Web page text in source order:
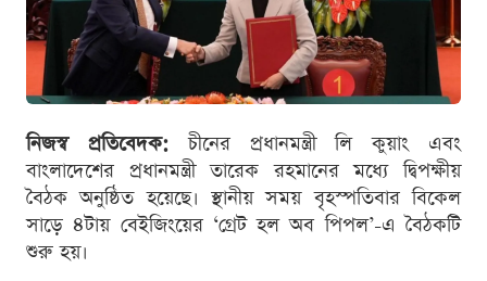
নিজস্ব প্রতিবেদক:চীনের প্রধানমন্ত্রী লি কুয়াং এবং
বাংলাদেশের প্রধানমন্ত্রী তারেক রহমানের মধ্যে দ্বিপক্ষীয়
বৈঠক অনুষ্ঠিত হয়েছে। স্থানীয় সময় বৃহস্পতিবার বিকেল
সাড়ে ৪টায় বেইজিংয়ের ‘গ্রেট হল অব পিপল’-এ বৈঠকটি
শুরু হয়।